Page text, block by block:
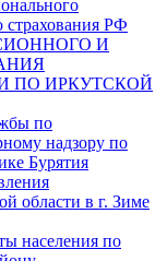
страхования РФ
И
ПО ИРКУТСКОЙ
по
надзору по
Бурятия
области в г. Зиме
населения по